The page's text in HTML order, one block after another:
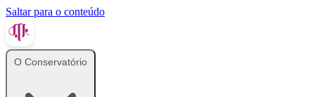
Saltar para o conteúdo
O Conservatório